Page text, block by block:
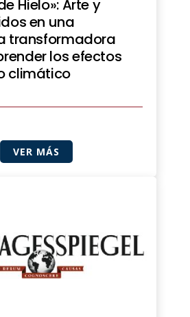
Hielo»: Arte y
en una
transformadora
los efectos
climático
VER MÁS